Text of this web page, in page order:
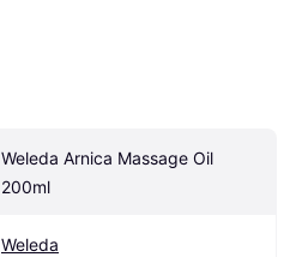
Weleda Arnica Massage Oil
200ml
Weleda